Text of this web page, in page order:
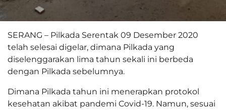
SERANG – Pilkada Serentak 09 Desember 2020
telah selesai digelar, dimana Pilkada yang
diselenggarakan lima tahun sekali ini berbeda
dengan Pilkada sebelumnya.
Dimana Pilkada tahun ini menerapkan protokol
kesehatan akibat pandemi Covid-19. Namun, sesuai